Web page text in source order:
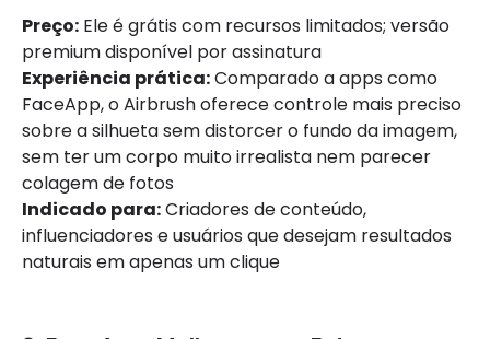
Preço: Ele é grátis com recursos limitados; versão
premium disponível por assinatura
Experiência prática:Comparado a apps como
FaceApp, o Airbrush oferece controle mais preciso
sobre a silhueta sem distorcer o fundo da imagem,
sem ter um corpo muito irrealista nem parecer
colagem de fotos
Indicado para:Criadores de conteúdo,
influenciadores e usuários que desejam resultados
naturais em apenas um clique